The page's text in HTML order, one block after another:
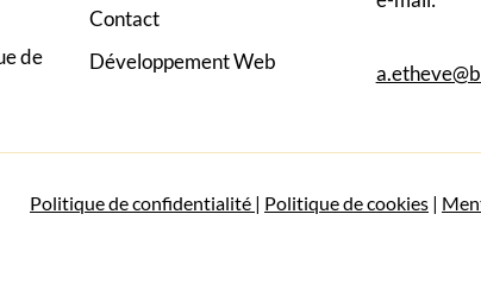
de
Contact
Développement Web
Politique de confidentialité | Politique de cookies |